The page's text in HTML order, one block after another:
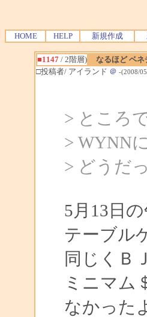
HOME HELP 新規作成
■1147/ 2階層)
なるほど ベネ
□投稿者/ アイランド ＠ -(2008/
> ところ
> WYNN
> どうだ
5月13日
テーブル
同じくＢ
ミニマム
なかった